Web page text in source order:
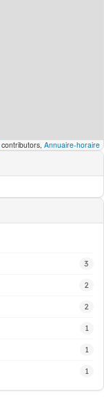
contributors, Annuaire-horaire
3
2
2
1
1
1